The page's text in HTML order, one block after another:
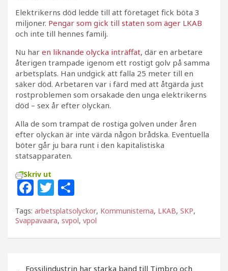
Elektrikerns död ledde till att företaget fick böta 3
miljoner. Pengar som gick till staten som äger LKAB
och inte till hennes familj.
Nu har en liknande olycka inträffat, där en arbetare
återigen trampade igenom ett rostigt golv på samma
arbetsplats. Han undgick att falla 25 meter till en
säker död. Arbetaren var i färd med att åtgärda just
rostproblemen som orsakade den unga elektrikerns
död – sex år efter olyckan.
Alla de som trampat de rostiga golven under åren
efter olyckan är inte värda någon brådska. Eventuella
böter går ju bara runt i den kapitalistiska
statsapparaten.
Skriv ut
F
a
c
e
T
w
itt
e
el
a
Tags: arbetsplatsolyckor, Kommunisterna, LKAB, SKP,
Svappavaara, svpol, vpol
Fossilindustrin har starka band till Timbro och